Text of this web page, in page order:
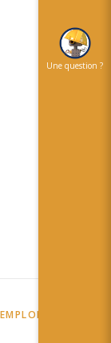
Une question ?